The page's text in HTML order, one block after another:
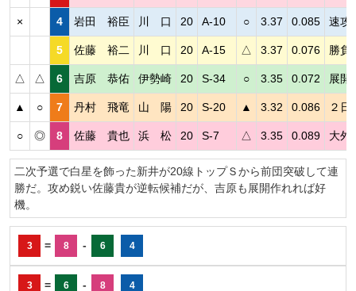
× 4 岩田 裕臣 川 口 20 A-10 ○ 3.37 0.085 速攻
5 佐藤 裕二 川 口 20 A-15 △ 3.37 0.076 勝負
△ △ 6 吉原 恭佑 伊勢崎 20 S-34 ○ 3.35 0.072 展開
▲ ○ 7 丹村 飛竜 山 陽 20 S-20 ▲ 3.32 0.086 ２日
○ ◎ 8 佐藤 貴也 浜 松 20 S-7 △ 3.35 0.089 大外
二次予選で白星を飾った新井が20線トップＳから前団突破して連
勝だ。攻め鋭い佐藤貴が逆転候補だが、吉原も展開作れれば好
機。
3 = 8 - 6 4
3 = 6 - 8 4